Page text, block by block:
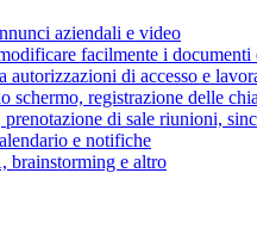
aziendali e video
facilmente i
di accesso e
registrazione delle
di sale riunioni,
e notifiche
brainstorming e altro